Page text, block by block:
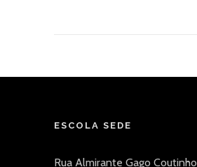
ESCOLA SEDE
Rua Almirante Gago Coutinho